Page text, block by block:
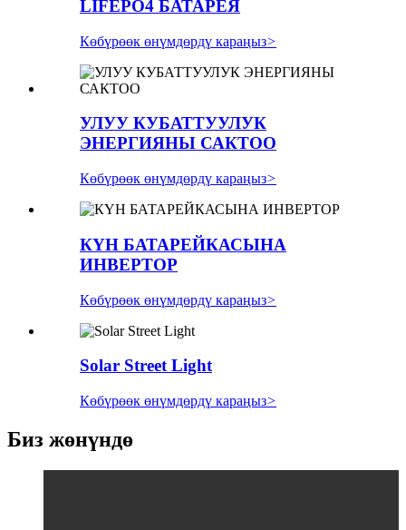
LIFEPO4 БАТАРЕЯ
Көбүрөөк өнүмдөрдү караңыз>
УЛУУ КУБАТТУУЛУК
ЭНЕРГИЯНЫ САКТОО
Көбүрөөк өнүмдөрдү караңыз>
КҮН БАТАРЕЙКАСЫНА
ИНВЕРТОР
Көбүрөөк өнүмдөрдү караңыз>
Solar Street Light
Көбүрөөк өнүмдөрдү караңыз>
Биз жөнүндө